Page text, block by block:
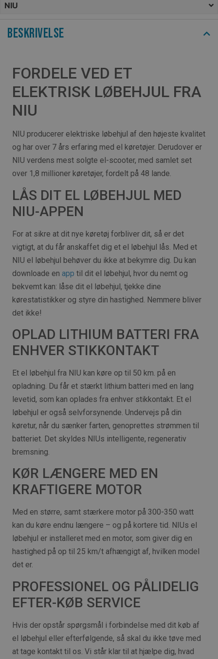
NIU
Beskrivelse
FORDELE VED ET
ELEKTRISK LØBEHJUL FRA
NIU
NIU producerer elektriske løbehjul af den højeste kvalitet
og har over 7 års erfaring med el køretøjer. Derudover er
NIU verdens mest solgte el-scooter, med samlet set
over 1,8 millioner køretøjer, fordelt på 48 lande.
LÅS DIT EL LØBEHJUL MED
NIU-APPEN
For at sikre at dit nye køretøj forbliver dit, så er det
vigtigt, at du får anskaffet dig et el løbehjul lås. Med et
NIU el løbehjul behøver du ikke at bekymre dig. Du kan
downloade en app til dit el løbehjul, hvor du nemt og
bekvemt kan: låse dit el løbehjul, tjekke dine
kørestatistikker og styre din hastighed. Nemmere bliver
det ikke!
OPLAD LITHIUM BATTERI FRA
ENHVER STIKKONTAKT
Et el løbehjul fra NIU kan køre op til 50 km. på en
opladning. Du får et stærkt lithium batteri med en lang
levetid, som kan oplades fra enhver stikkontakt. Et el
løbehjul er også selvforsynende. Undervejs på din
køretur, når du sænker farten, genoprettes strømmen til
batteriet. Det skyldes NIUs intelligente, regenerativ
bremsning.
KØR LÆNGERE MED EN
KRAFTIGERE MOTOR
Med en større, samt stærkere motor på 300-350 watt
kan du køre endnu længere – og på kortere tid. NIUs el
løbehjul er installeret med en motor, som giver dig en
hastighed på op til 25 km/t afhængigt af, hvilken model
det er.
PROFESSIONEL OG PÅLIDELIG
EFTER-KØB SERVICE
Hvis der opstår spørgsmål i forbindelse med dit køb af
el løbehjul eller efterfølgende, så skal du ikke tøve med
at tage kontakt til os. Vi står klar til at hjælpe dig, hvad